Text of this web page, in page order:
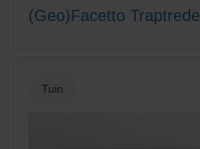
(Geo)Facetto Traptrede
Tuin